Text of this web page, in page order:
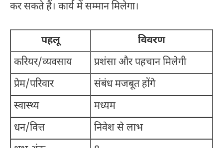
कर सकते हैं। कार्य में सम्मान मिलेगा।
पहलू
विवरण
करियर/व्यवसाय
प्रशंसा और पहचान मिलेगी
प्रेम/परिवार
संबंध मजबूत होंगे
स्वास्थ्य
मध्यम
धन/वित्त
निवेश से लाभ